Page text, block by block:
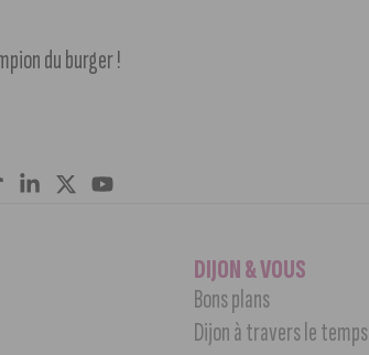
du burger !
DIJON & VOUS
Bons plans
Dijon à travers le temps